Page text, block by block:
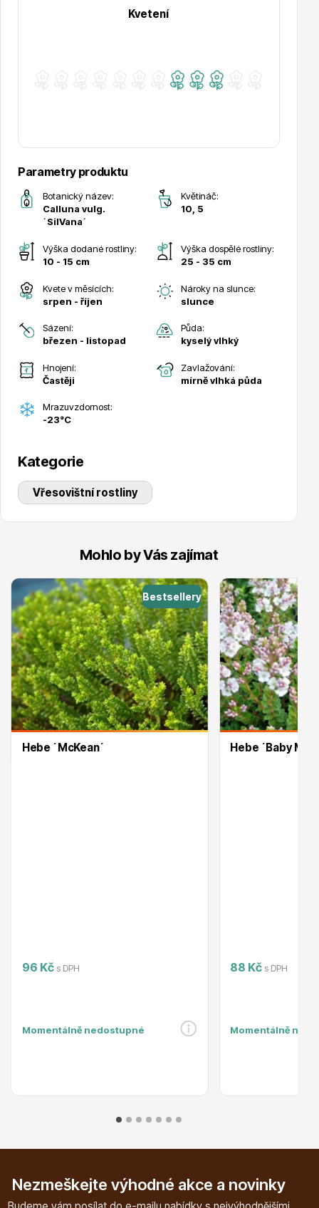
Azalky a rododendrony
Růže KORDES
Drobná ovoce
Trvalky
Kvetení
Parametry produktu
Botanický název:
Calluna vulg.
´SilVana´
Květináč:
10, 5
Výška dodané rostliny:
10 - 15 cm
Výška dospělé rostliny:
25 - 35 cm
Kvete v měsících:
srpen - říjen
Nároky na slunce:
slunce
Sázení:
březen - listopad
Půda:
kyselý vlhký
Hnojení:
Častěji
Zavlažování:
mírně vlhká půda
Mrazuvzdornost:
-23°C
Kategorie
Vřesovištní rostliny
Mohlo by Vás zajímat
Bestsellery
Hebe ´McKean´
96 Kč s DPH
Momentálně nedostupné
Hebe ´Baby
88 Kč s DPH
Momentálně
Nezmeškejte výhodné akce a novinky